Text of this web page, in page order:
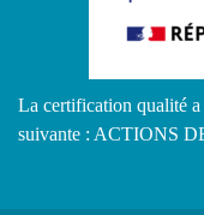
La certification qualité a
suivante : ACTIONS